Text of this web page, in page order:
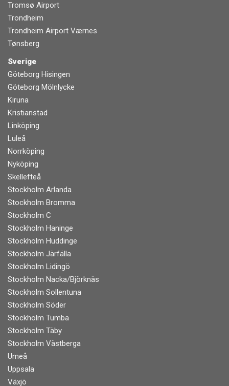
Tromsø Airport
Trondheim
Trondheim Airport Værnes
Tønsberg
Sverige
Göteborg Hisingen
Göteborg Mölnlycke
Kiruna
Kristianstad
Linköping
Luleå
Norrköping
Nyköping
Skellefteå
Stockholm Arlanda
Stockholm Bromma
Stockholm C
Stockholm Haninge
Stockholm Huddinge
Stockholm Järfälla
Stockholm Lidingö
Stockholm Nacka/Björknäs
Stockholm Sollentuna
Stockholm Söder
Stockholm Tumba
Stockholm Täby
Stockholm Västberga
Umeå
Uppsala
Växjö